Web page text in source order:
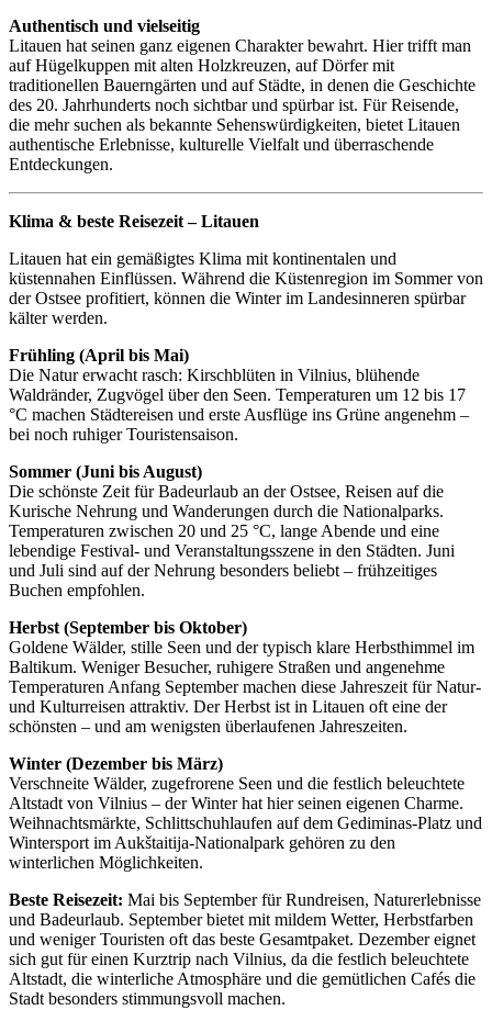
Authentisch und vielseitig
Litauen hat seinen ganz eigenen Charakter bewahrt. Hier trifft man
auf Hügelkuppen mit alten Holzkreuzen, auf Dörfer mit
traditionellen Bauerngärten und auf Städte, in denen die Geschichte
des 20. Jahrhunderts noch sichtbar und spürbar ist. Für Reisende,
die mehr suchen als bekannte Sehenswürdigkeiten, bietet Litauen
authentische Erlebnisse, kulturelle Vielfalt und überraschende
Entdeckungen.
Klima & beste Reisezeit – Litauen
Litauen hat ein gemäßigtes Klima mit kontinentalen und
küstennahen Einflüssen. Während die Küstenregion im Sommer von
der Ostsee profitiert, können die Winter im Landesinneren spürbar
kälter werden.
Frühling (April bis Mai)
Die Natur erwacht rasch: Kirschblüten in Vilnius, blühende
Waldränder, Zugvögel über den Seen. Temperaturen um 12 bis 17
°C machen Städtereisen und erste Ausflüge ins Grüne angenehm –
bei noch ruhiger Touristensaison.
Sommer (Juni bis August)
Die schönste Zeit für Badeurlaub an der Ostsee, Reisen auf die
Kurische Nehrung und Wanderungen durch die Nationalparks.
Temperaturen zwischen 20 und 25 °C, lange Abende und eine
lebendige Festival- und Veranstaltungsszene in den Städten. Juni
und Juli sind auf der Nehrung besonders beliebt – frühzeitiges
Buchen empfohlen.
Herbst (September bis Oktober)
Goldene Wälder, stille Seen und der typisch klare Herbsthimmel im
Baltikum. Weniger Besucher, ruhigere Straßen und angenehme
Temperaturen Anfang September machen diese Jahreszeit für Natur-
und Kulturreisen attraktiv. Der Herbst ist in Litauen oft eine der
schönsten – und am wenigsten überlaufenen Jahreszeiten.
Winter (Dezember bis März)
Verschneite Wälder, zugefrorene Seen und die festlich beleuchtete
Altstadt von Vilnius – der Winter hat hier seinen eigenen Charme.
Weihnachtsmärkte, Schlittschuhlaufen auf dem Gediminas-Platz und
Wintersport im Aukštaitija-Nationalpark gehören zu den
winterlichen Möglichkeiten.
Beste Reisezeit: Mai bis September für Rundreisen, Naturerlebnisse
und Badeurlaub. September bietet mit mildem Wetter, Herbstfarben
und weniger Touristen oft das beste Gesamtpaket. Dezember eignet
sich gut für einen Kurztrip nach Vilnius, da die festlich beleuchtete
Altstadt, die winterliche Atmosphäre und die gemütlichen Cafés die
Stadt besonders stimmungsvoll machen.